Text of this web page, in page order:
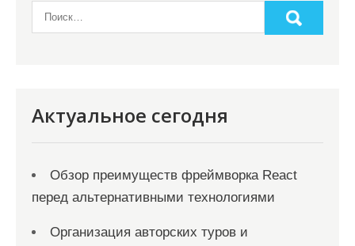
м
Актуальное сегодня
Обзор преимуществ фреймворка React
перед альтернативными технологиями
Организация авторских туров и